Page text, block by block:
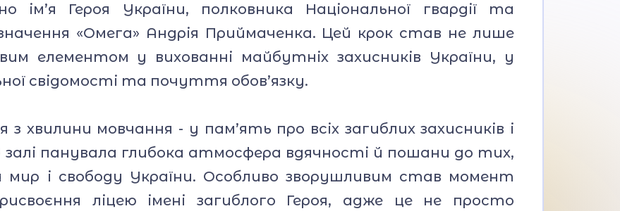
Публічна інформація
ім’я Героя України, полковника Національної гвардії та
«Омега» Андрія Приймаченка. Цей крок став не лише
елементом у вихованні майбутніх захисників України, у
свідомості та почуття обов’язку.
з хвилини мовчання - у пам’ять про всіх загиблих захисників і
залі панувала глибока атмосфера вдячності й пошани до тих,
і свободу України. Особливо зворушливим став момент
ліцею імені загиблого Героя, адже це не просто